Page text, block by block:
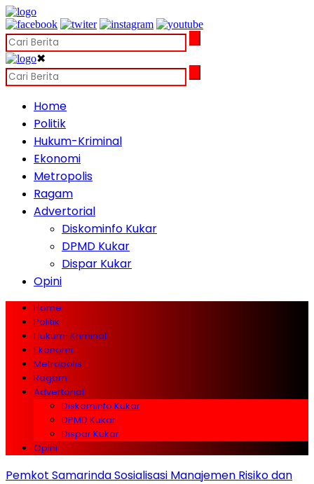
✖
Home
Politik
Hukum-Kriminal
Ekonomi
Metropolis
Ragam
Advertorial
Diskominfo Kukar
DPMD Kukar
Dispar Kukar
Opini
Home
Politik
Hukum-Kriminal
Ekonomi
Metropolis
Ragam
Advertorial
Diskominfo Kukar
DPMD Kukar
Dispar Kukar
Opini
Pemkot Samarinda Sosialisasi Manajemen Risiko dan